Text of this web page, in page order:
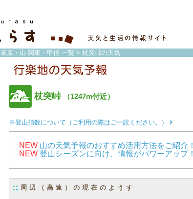
高原・山-関東・甲信 一覧 > 杖突峠の天気
杖突峠 （1247m付近）
※登山指数について（ご利用の際はご一読ください。）
NEW 山の天気予報のおすすめ活用方法をご紹介！
NEW 登山シーズンに向け、情報がパワーアップ！
周辺（高遠）の現在のようす